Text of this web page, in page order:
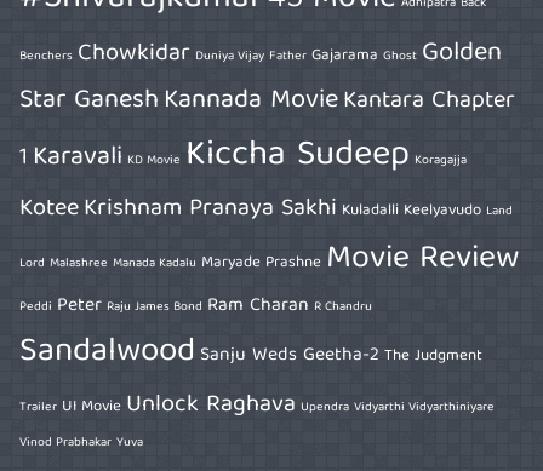
Benchers Chowkidar Duniya Vijay Father Gajarama Ghost Golden
Star GaneshKannada MovieKantara Chapter
1 Karavali KD Movie Kiccha Sudeep Koragajja
KoteeKrishnam Pranaya Sakhi Kuladalli Keelyavudo Land
Lord Malashree Manada Kadalu Maryade Prashne Movie Review
Peddi Peter Raju James Bond Ram Charan R Chandru
Sandalwood Sanju Weds Geetha-2 The Judgment
Trailer UI Movie Unlock Raghava Upendra Vidyarthi Vidyarthiniyare
Vinod Prabhakar Yuva